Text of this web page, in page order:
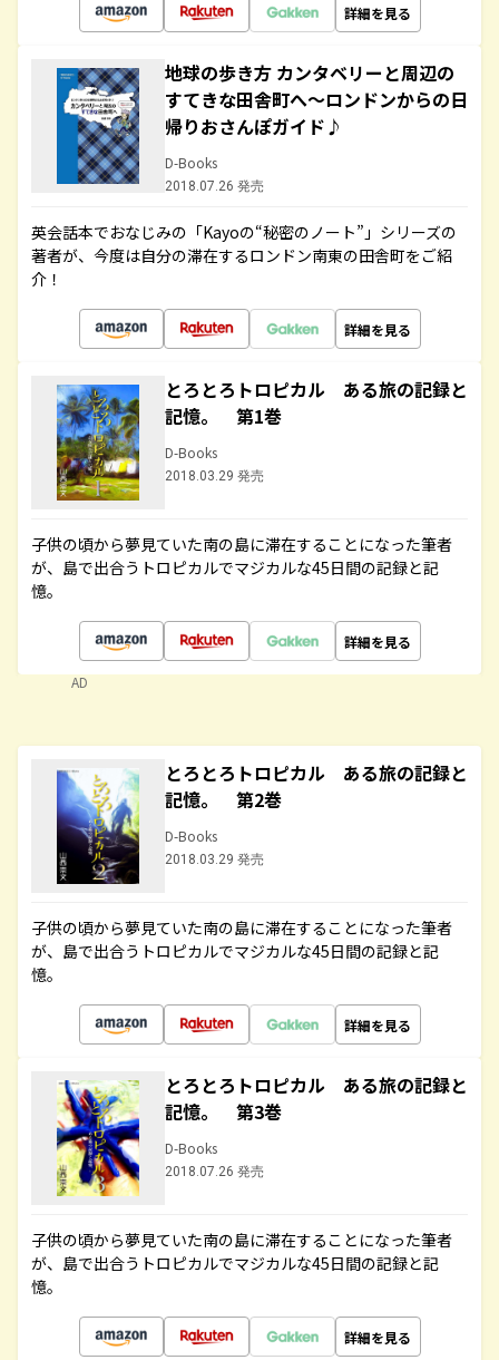
詳細を見る
地球の歩き方 カンタベリーと周辺の
すてきな田舎町へ～ロンドンからの日
帰りおさんぽガイド♪
D-Books
2018.07.26 発売
英会話本でおなじみの「Kayoの“秘密のノート”」シリーズの
著者が、今度は自分の滞在するロンドン南東の田舎町をご紹
介！
詳細を見る
とろとろトロピカル ある旅の記録と
記憶。 第1巻
D-Books
2018.03.29 発売
子供の頃から夢見ていた南の島に滞在することになった筆者
が、島で出合うトロピカルでマジカルな45日間の記録と記
憶。
詳細を見る
AD
とろとろトロピカル ある旅の記録と
記憶。 第2巻
D-Books
2018.03.29 発売
子供の頃から夢見ていた南の島に滞在することになった筆者
が、島で出合うトロピカルでマジカルな45日間の記録と記
憶。
詳細を見る
とろとろトロピカル ある旅の記録と
記憶。 第3巻
D-Books
2018.07.26 発売
子供の頃から夢見ていた南の島に滞在することになった筆者
が、島で出合うトロピカルでマジカルな45日間の記録と記
憶。
詳細を見る